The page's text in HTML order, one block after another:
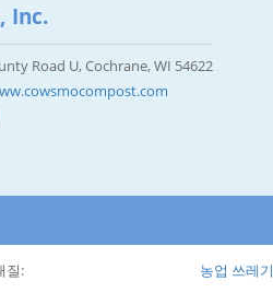
Inc.
Road U, Cochrane, WI 54622
질:
농업 쓰레기